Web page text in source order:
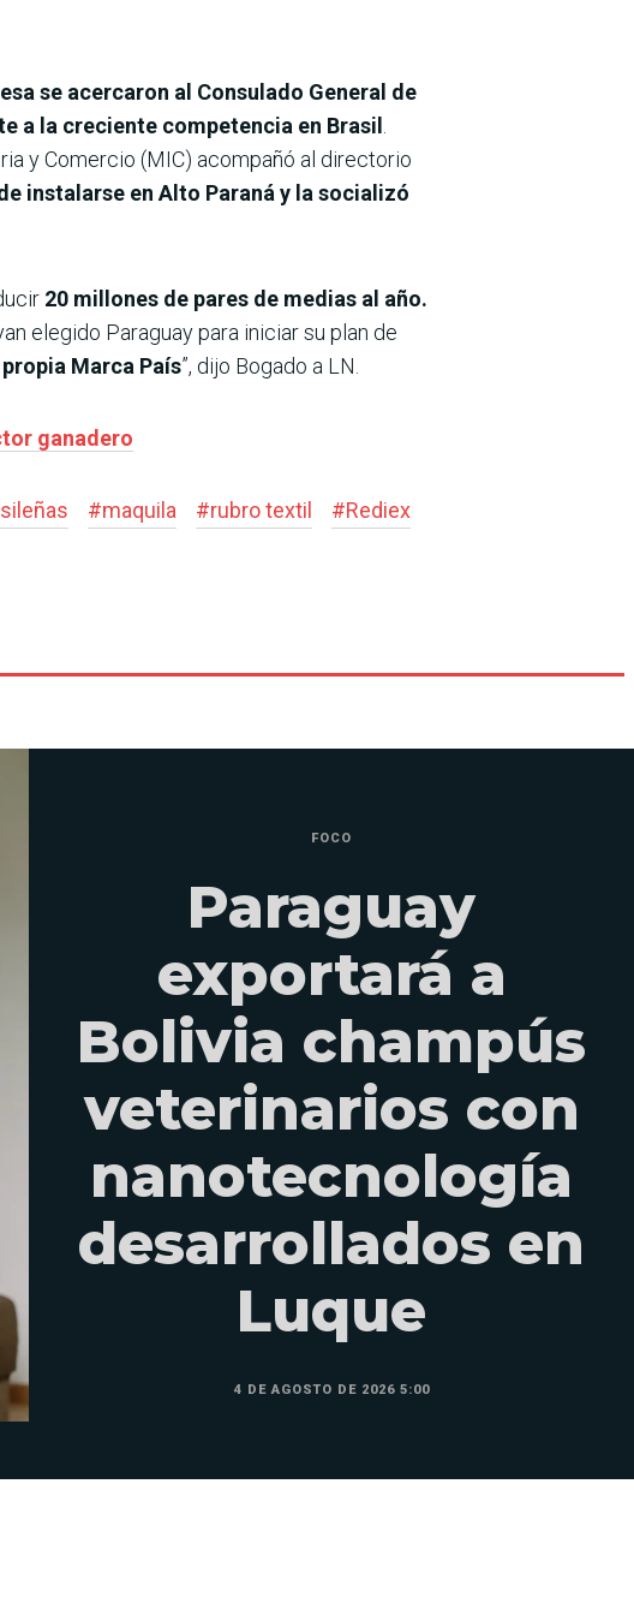
se acercaron al Consulado General de
a la creciente competencia en Brasil
y Comercio (MIC) acompañó al directorio
instalarse en Alto Paraná y la socializó
20 millones de pares de medias al año.
elegido Paraguay para iniciar su plan de
Marca País”, dijo Bogado a LN.
ganadero
#maquila #rubro textil #Rediex
FOCO
Paraguay
exportará a
Bolivia champús
veterinarios con
nanotecnología
desarrollados en
Luque
4 DE AGOSTO DE 2026 5:00